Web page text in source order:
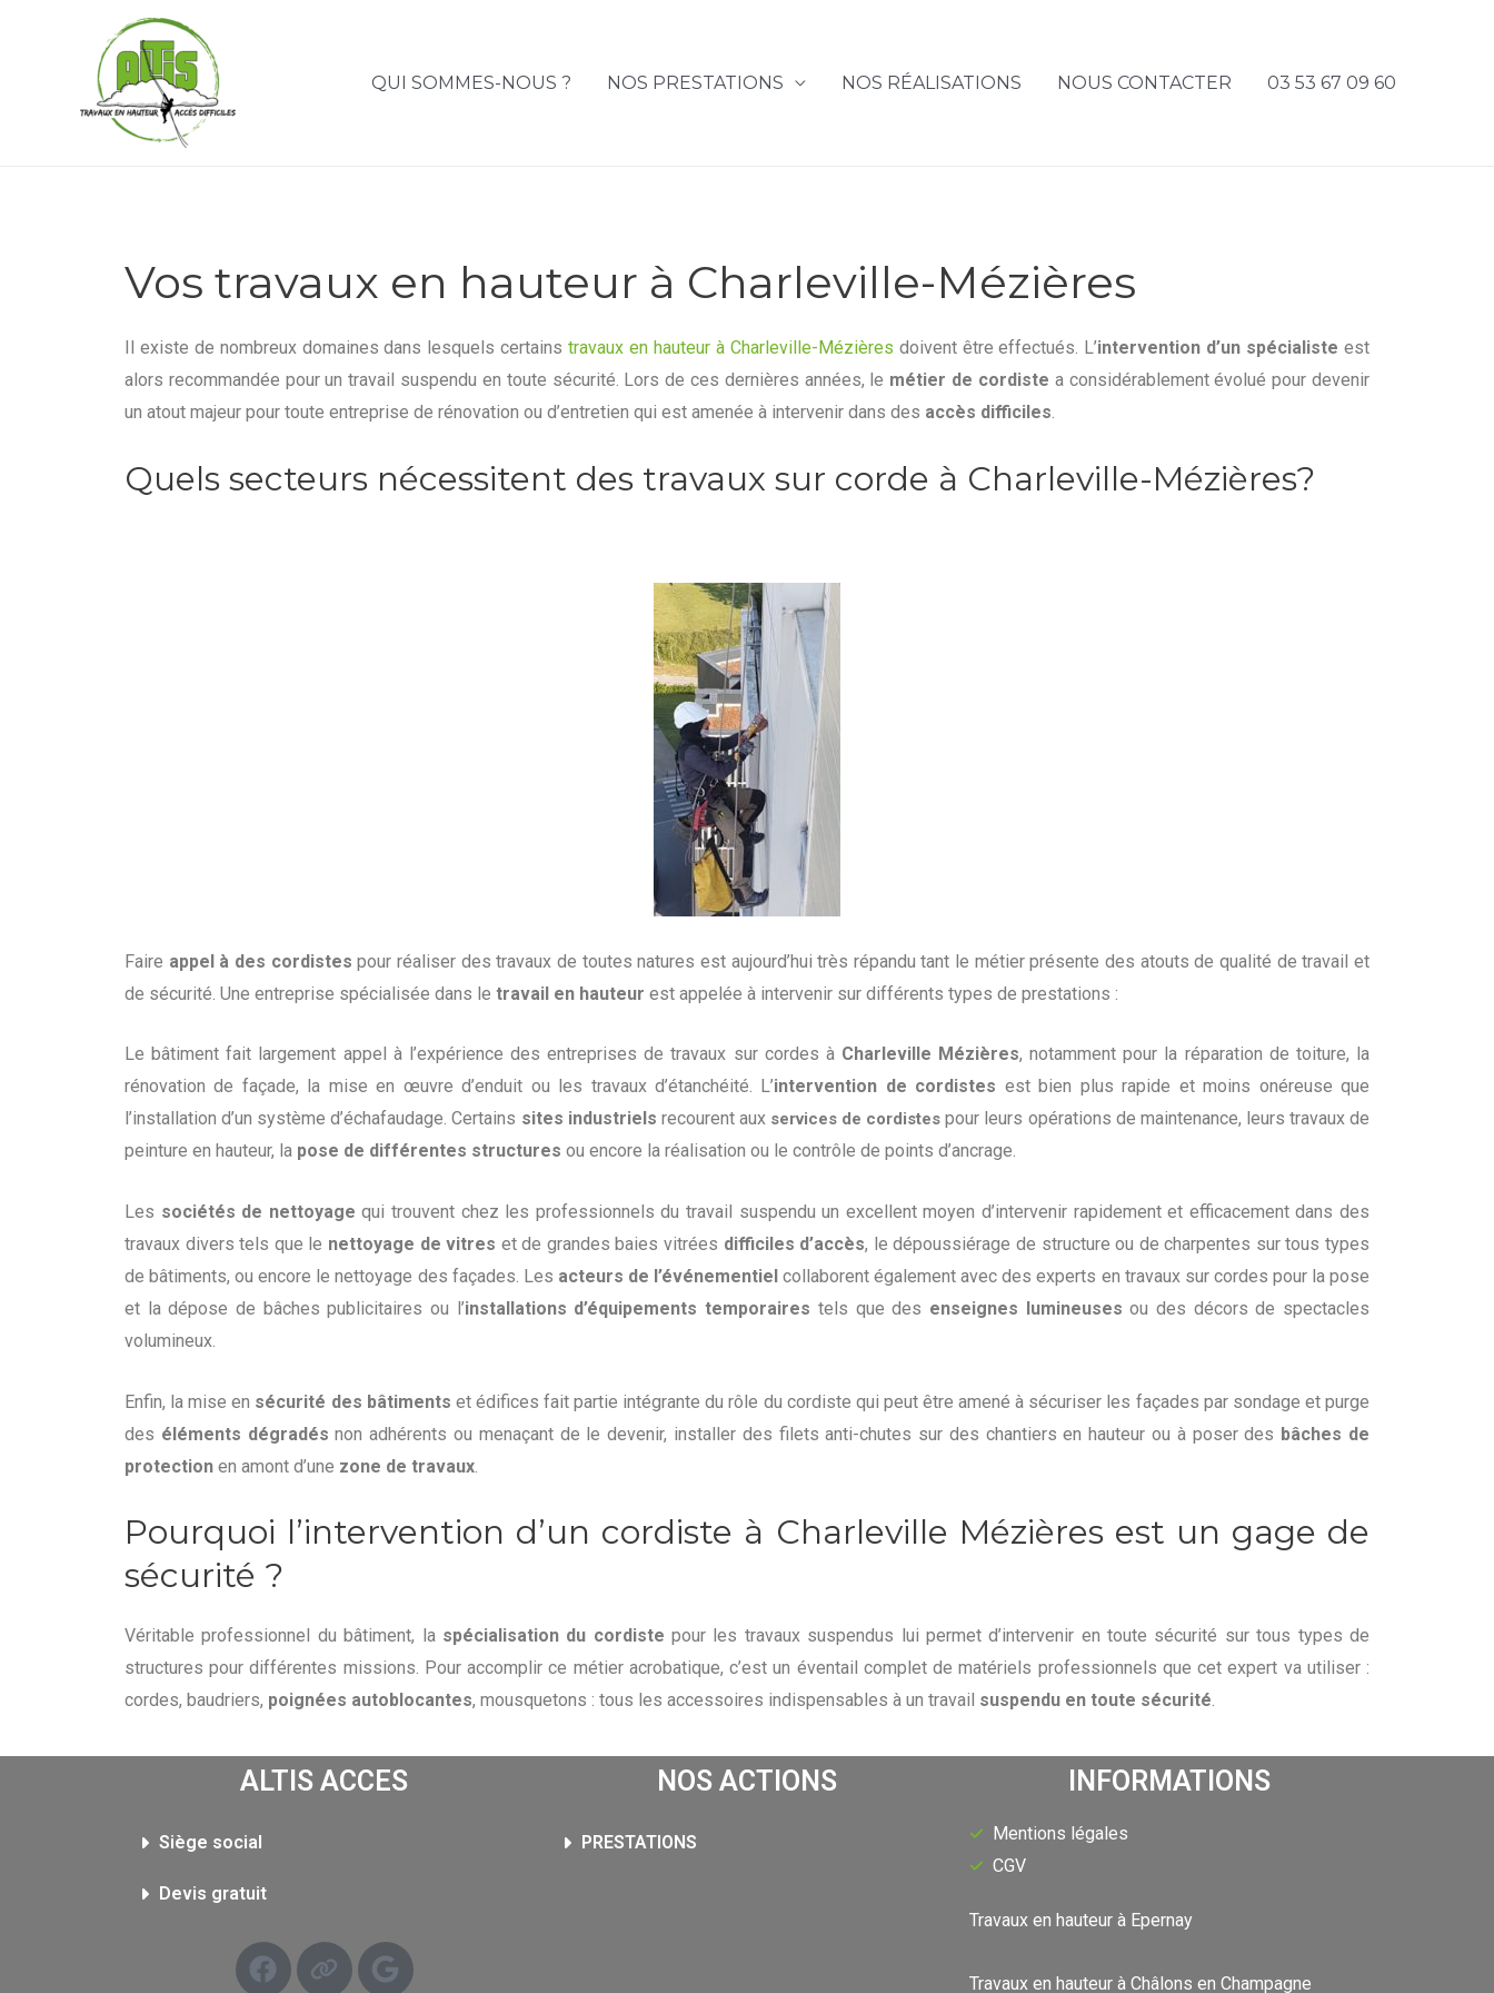
QUI SOMMES-NOUS ? NOS PRESTATIONS NOS RÉALISATIONS NOUS CONTACTER 03 53 67 09 60
Vos travaux en hauteur à Charleville-Mézières
Il existe de nombreux domaines dans lesquels certainstravaux en hauteur à Charleville-Mézières doivent être effectués. L’intervention d’un spécialiste est
alors recommandée pour un travail suspendu en toute sécurité. Lors de ces dernières années, le métier de cordiste a considérablement évolué pour devenir
un atout majeur pour toute entreprise de rénovation ou d’entretien qui est amenée à intervenir dans des accès difficiles.
Quels secteurs nécessitent des travaux sur corde à Charleville-Mézières?
Faire appel à des cordistes pour réaliser des travaux de toutes natures est aujourd’hui très répandu tant le métier présente des atouts de qualité de travail et
de sécurité. Une entreprise spécialisée dans le travail en hauteur est appelée à intervenir sur différents types de prestations :
Le bâtiment fait largement appel à l’expérience des entreprises de travaux sur cordes à Charleville Mézières, notamment pour la réparation de toiture, la
rénovation de façade, la mise en œuvre d’enduit ou les travaux d’étanchéité. L’intervention de cordistes est bien plus rapide et moins onéreuse que
l’installation d’un système d’échafaudage. Certains sites industriels recourent aux services de cordistespour leurs opérations de maintenance, leurs travaux de
peinture en hauteur, la pose de différentes structures ou encore la réalisation ou le contrôle de points d’ancrage.
Les sociétés de nettoyage qui trouvent chez les professionnels du travail suspendu un excellent moyen d’intervenir rapidement et efficacement dans des
travaux divers tels que le nettoyage de vitres et de grandes baies vitrées difficiles d’accès, le dépoussiérage de structure ou de charpentes sur tous types
de bâtiments, ou encore le nettoyage des façades. Les acteurs de l’événementielcollaborent également avec des experts en travaux sur cordes pour la pose
et la dépose de bâches publicitaires ou l’installations d’équipements temporaires tels que des enseignes lumineuses ou des décors de spectacles
volumineux.
Enfin, la mise en sécurité des bâtiments et édifices fait partie intégrante du rôle du cordiste qui peut être amené à sécuriser les façades par sondage et purge
des éléments dégradés non adhérents ou menaçant de le devenir, installer des filets anti-chutes sur des chantiers en hauteur ou à poser des bâches de
protection en amont d’une zone de travaux
Pourquoi l’intervention d’un cordiste à Charleville Mézières est un gage de
sécurité ?
Véritable professionnel du bâtiment, la spécialisation du cordiste pour les travaux suspendus lui permet d’intervenir en toute sécurité sur tous types de
structures pour différentes missions. Pour accomplir ce métier acrobatique, c’est un éventail complet de matériels professionnels que cet expert va utiliser :
cordes, baudriers, poignées autoblocantes, mousquetons : tous les accessoires indispensables à un travail suspendu en toute sécurité.
ALTIS ACCES
Siège social​
Devis gratuit
NOS ACTIONS
PRESTATIONS
INFORMATIONS
Mentions légales
CGV
Travaux en hauteur à Epernay
Travaux en hauteur à Châlons en Champagne